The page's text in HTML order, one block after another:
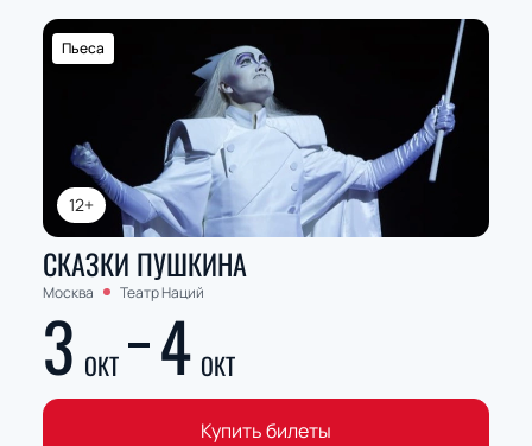
12+
Пьеса
СКАЗКИ ПУШКИНА
Москва Театр Наций
3 ОКТ 4 ОКТ
Купить билеты